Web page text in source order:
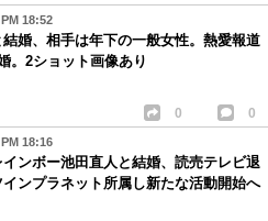
18:52
婚、相手は年下の一般女性。熱愛報道
。2ショット画像あり
0 0
18:16
ンボー池田直人と結婚、読売テレビ退
ンプラネット所属し新たな活動開始へ